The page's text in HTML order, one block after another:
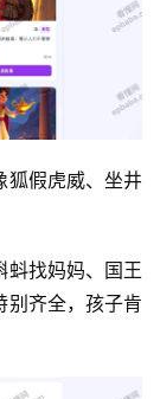
狐假虎威、坐井
蚪找妈妈、国王
别齐全，孩子肯